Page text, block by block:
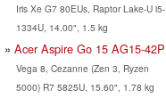
Iris Xe G7 80EUs, Raptor Lake-U i5-
1334U, 14.00", 1.5 kg
Acer Aspire Go 15 AG15-42P
Vega 8, Cezanne (Zen 3, Ryzen
5000) R7 5825U, 15.60", 1.78 kg